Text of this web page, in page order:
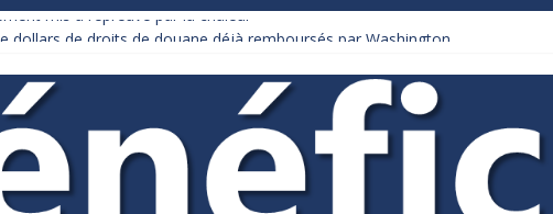
mis à l’épreuve par la chaleur
Burnham recule sur l’impôt
qui ne touche presque rien
russes vers l’étranger